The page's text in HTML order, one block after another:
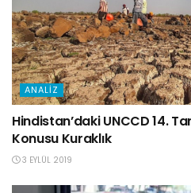
ANALIZ
Hindistan’daki UNCCD 14.
Konusu Kuraklık
3 EYLÜL 2019